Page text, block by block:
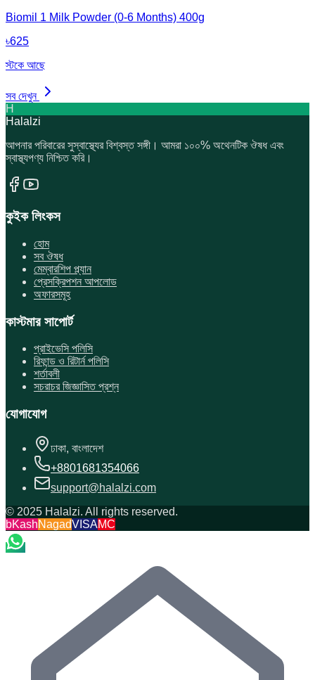
Biomil 1 Milk Powder (0-6 Months) 400g
৳625
স্টকে আছে
সব দেখুন
H
Halalzi
আপনার পরিবারের সুস্বাস্থ্যের বিশ্বস্ত সঙ্গী। আমরা ১০০% অথেনটিক ঔষধ এবং
স্বাস্থ্যপণ্য নিশ্চিত করি।
কুইক লিংকস
হোম
সব ঔষধ
মেম্বারশিপ প্ল্যান
প্রেসক্রিপশন আপলোড
অফারসমূহ
কাস্টমার সাপোর্ট
প্রাইভেসি পলিসি
রিফান্ড ও রিটার্ন পলিসি
শর্তাবলী
সচরাচর জিজ্ঞাসিত প্রশ্ন
যোগাযোগ
ঢাকা, বাংলাদেশ
+8801681354066
support@halalzi.com
© 2025 Halalzi. All rights reserved.
bKashNagadVISAMC